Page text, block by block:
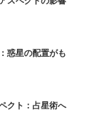
惑星の配置がも
クト：占星術へ